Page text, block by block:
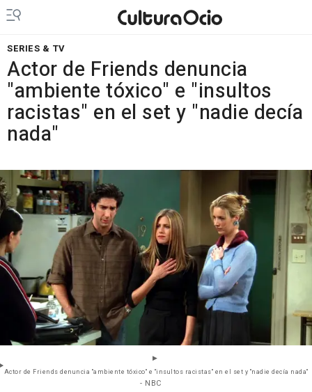
SERIES & TV
Actor de Friends denuncia
"ambiente tóxico" e "insultos
racistas" en el set y "nadie decía
nada"
Actor de Friends denuncia "ambiente tóxico" e "insultos racistas" en el set y "nadie decía nada"
- NBC